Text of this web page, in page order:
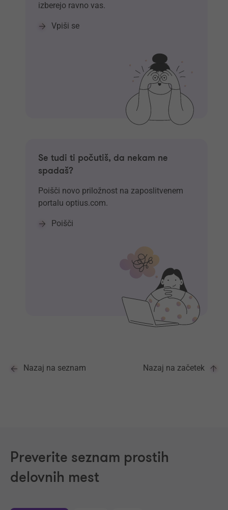
izberejo ravno vas.
Vpiši se
Se tudi ti počutiš, da nekam ne
spadaš?
Poišči novo priložnost na zaposlitvenem
portalu optius.com.
Poišči
Nazaj na seznam Nazaj na začetek
Preverite seznam prostih
delovnih mest